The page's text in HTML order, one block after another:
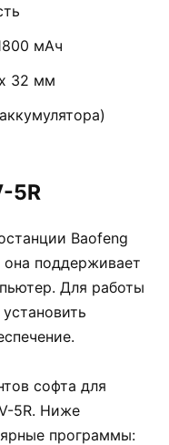
мАч
32 мм
5R
Baofeng
она поддерживает
Для работы
софта для
5R. Ниже
программы: